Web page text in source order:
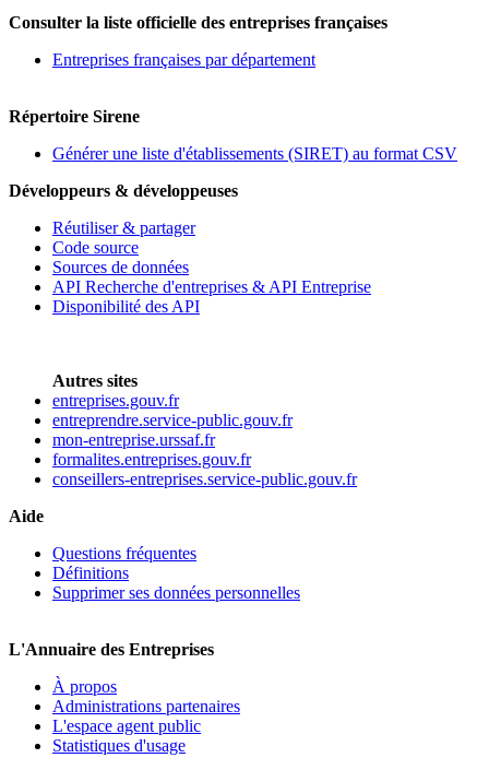
Consulter la liste officielle des entreprises françaises
Entreprises françaises par département
Répertoire Sirene
Générer une liste d'établissements (SIRET) au format CSV
Développeurs & développeuses
Réutiliser & partager
Code source
Sources de données
API Recherche d'entreprises & API Entreprise
Disponibilité des API
Autres sites
entreprises.gouv.fr
entreprendre.service-public.gouv.fr
mon-entreprise.urssaf.fr
formalites.entreprises.gouv.fr
conseillers-entreprises.service-public.gouv.fr
Aide
Questions fréquentes
Définitions
Supprimer ses données personnelles
L'Annuaire des Entreprises
À propos
Administrations partenaires
L'espace agent public
Statistiques d'usage